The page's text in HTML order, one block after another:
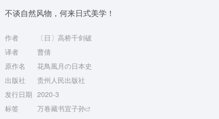
不谈自然风物，何来日式美学！
作者
〔日〕高桥千剑破
译者
曹倩
原作名
花鳥風月の日本史
出版社
贵州人民出版社
发行日期 2020-3
标签
万卷藏书宜子孙